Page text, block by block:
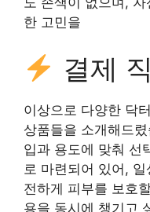
한 고민을
결제
이상으로 다양한 닥
상품들을 소개해드
입과 용도에 맞춰 선
로 마련되어 있어,
전하게 피부를 보호
용을 동시에 챙기고